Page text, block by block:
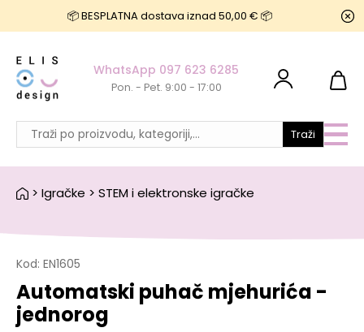
📦 BESPLATNA dostava iznad 50,00 € 📦
Traži
WhatsApp 097 623 6285
Pon. - Pet. 9:00 - 17:00
> Igračke > STEM i elektronske igračke
Kod: EN1605
Automatski puhač mjehurića -
jednorog